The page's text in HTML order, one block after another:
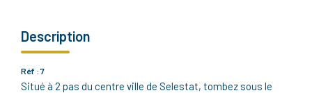
Description
Réf : 7
Situé à 2 pas du centre ville de Selestat, tombez sous le